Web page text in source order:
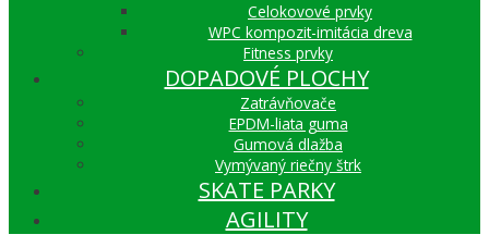
Celokovové prvky
WPC kompozit-imitácia dreva
Fitness prvky
DOPADOVÉ PLOCHY
Zatrávňovače
EPDM-liata guma
Gumová dlažba
Vymývaný riečny štrk
SKATE PARKY
AGILITY